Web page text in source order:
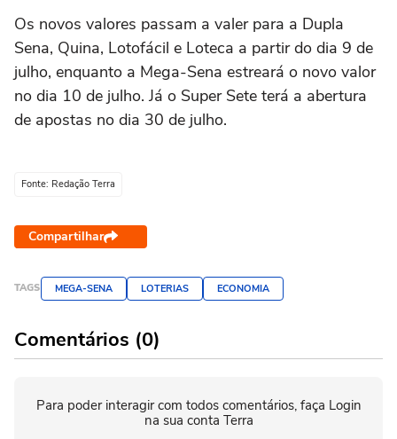
Os novos valores passam a valer para a Dupla
Sena, Quina, Lotofácil e Loteca a partir do dia 9 de
julho, enquanto a Mega-Sena estreará o novo valor
no dia 10 de julho. Já o Super Sete terá a abertura
de apostas no dia 30 de julho.
Fonte: Redação Terra
Compartilhar
TAGS MEGA-SENA LOTERIAS ECONOMIA
Comentários (0)
Para poder interagir com todos comentários, faça Login
na sua conta Terra